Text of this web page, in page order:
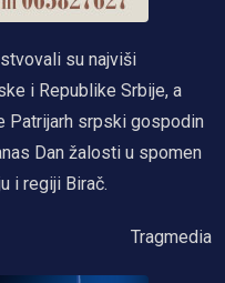
su najviši
i Republike Srbije, a
Patrijarh srpski gospodin
Dan žalosti u spomen
i regiji Birač.
Tragmedia